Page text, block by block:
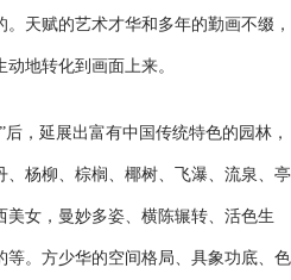
天赋的艺术才华和多年的勤画不缀，
地转化到画面上来。
，延展出富有中国传统特色的园林，
杨柳、棕榈、椰树、飞瀑、流泉、亭
美女，曼妙多姿、横陈辗转、活色生
。方少华的空间格局、具象功底、色